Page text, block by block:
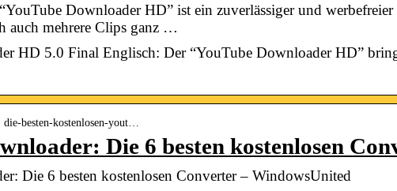
Downloader HD” ist ein zuverlässiger und
auch mehrere Clips ganz …
HD 5.0 Final Englisch: Der “YouTube Downloader HD”
besten-kostenlosen-yout…
Die 6 besten kostenlosen
Die 6 besten kostenlosen Converter – WindowsUnited